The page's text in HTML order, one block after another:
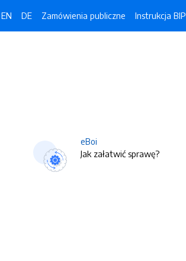
EN DE Zamówienia publiczne Instrukcja BIP
eBoi
Jak załatwić sprawę?